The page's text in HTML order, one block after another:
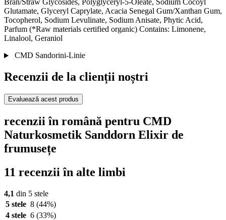
Bran/Straw Glycosides, Polyglyceryl-5-Oleate, Sodium Cocoyl
Glutamate, Glyceryl Caprylate, Acacia Senegal Gum/Xanthan Gum,
Tocopherol, Sodium Levulinate, Sodium Anisate, Phytic Acid,
Parfum (*Raw materials certified organic) Contains: Limonene,
Linalool, Geraniol
CMD Sandorini-Linie
Recenzii de la clienții noștri
Evaluează acest produs
recenzii în română pentru CMD
Naturkosmetik Sanddorn Elixir de
frumusețe
11 recenzii în alte limbi
4,1 din 5 stele
5 stele 8 (44%)
4 stele 6 (33%)